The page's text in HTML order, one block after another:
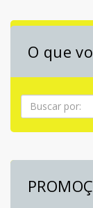
O que
Pesquisa